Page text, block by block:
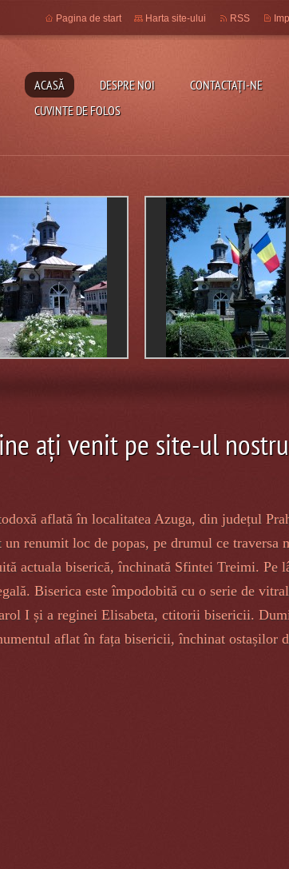
ACASĂ DESPRE NOI CONTACTAŢI-NE
CUVINTE DE FOLOS
Pagina de start Harta site-ului RSS
ați venit pe site-ul nostru
aflată în localitatea Azuga, din județul
renumit loc de popas, pe drumul ce traversa
actuala biserică, închinată Sfintei Treimi. Pe
Biserica este împodobită cu o serie de
I și a reginei Elisabeta, ctitorii bisericii.
aflat în fața bisericii,închinat ostașilor